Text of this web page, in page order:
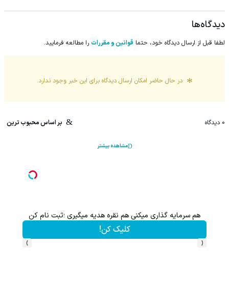
دیدگاه‌ها
لطفا قبل از ارسال دیدگاه خود، حتما قوانین و مقررات را مطالعه فرمایید.
در حال حاضر امکان ارسال دیدگاه برای این خبر وجود ندارد.
0 دیدگاه بر اساس محبوب ترین
مشاهده بیشتر
هم سرمایه گذاری میکنی هم نقره هدیه میگیری ؛ثبت نام کن
کلیک کن!
‹
›